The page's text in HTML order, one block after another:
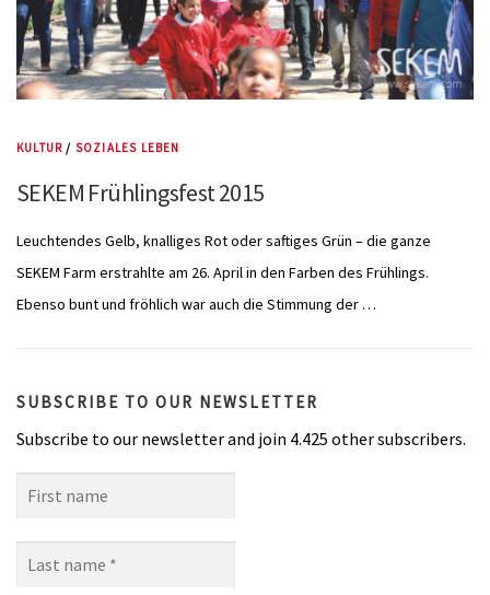
KULTUR / SOZIALES LEBEN
SEKEM Frühlingsfest 2015
Leuchtendes Gelb, knalliges Rot oder saftiges Grün – die ganze
SEKEM Farm erstrahlte am 26. April in den Farben des Frühlings.
Ebenso bunt und fröhlich war auch die Stimmung der …
SUBSCRIBE TO OUR NEWSLETTER
Subscribe to our newsletter and join 4.425 other subscribers.
name
name